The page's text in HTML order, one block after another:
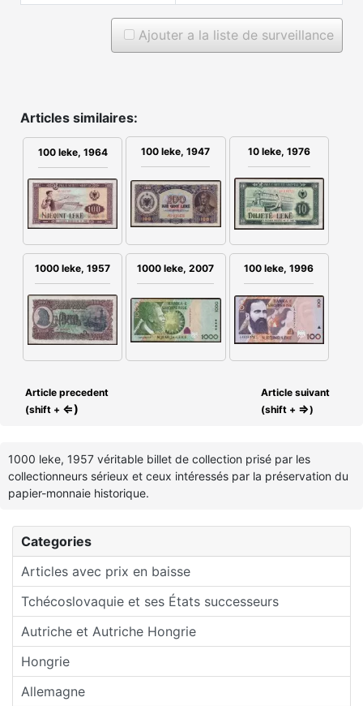
Categories
Articles avec prix en baisse
Tchécoslovaquie et ses États successeurs
Autriche et Autriche Hongrie
Hongrie
Allemagne
Ajouter a la liste de surveillance
Articles similaires:
100 leke, 1964 100 leke, 1947 10 leke, 1976
1000 leke, 1957 1000 leke, 2007 100 leke, 1996
Article precedent
(shift + ⇐)
Article suivant
(shift + ⇒)
1000 leke, 1957 véritable billet de collection prisé par les
collectionneurs sérieux et ceux intéressés par la préservation du
papier-monnaie historique.